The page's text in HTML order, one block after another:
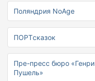
Поляндрия NoAge
ПОРТcказок
Пре-пресс бюро «Генри
Пушель»